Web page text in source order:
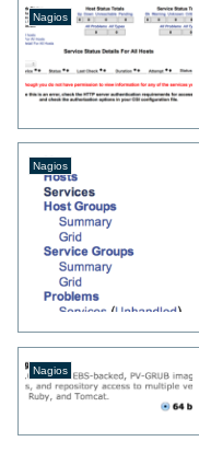
Nagios
Nagios
Nagios